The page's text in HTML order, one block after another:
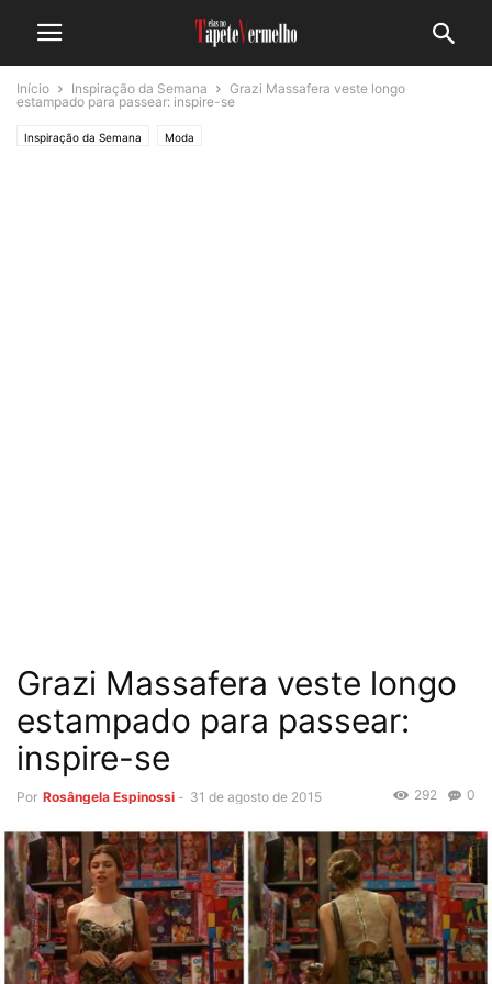
Início Inspiração da Semana
Grazi Massafera veste longo
estampado para passear: inspire-se
Inspiração da Semana Moda
Grazi Massafera veste longo
estampado para passear:
inspire-se
Por Rosângela Espinossi - 31 de agosto de 2015 0
292